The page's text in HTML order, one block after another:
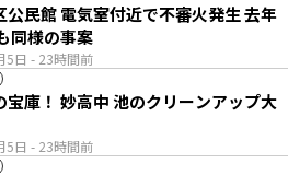
5日 - 23時間前
民館 電気室付近で不審火発生 去年
同様の事案
5日 - 23時間前
宝庫！ 妙高中 池のクリーンアップ大